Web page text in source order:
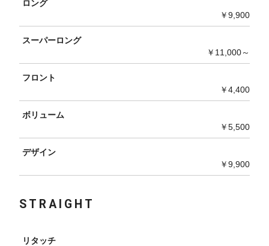
ロング
￥9,900
スーパーロング
￥11,000～
フロント
￥4,400
ボリューム
￥5,500
デザイン
￥9,900
STRAIGHT
リタッチ